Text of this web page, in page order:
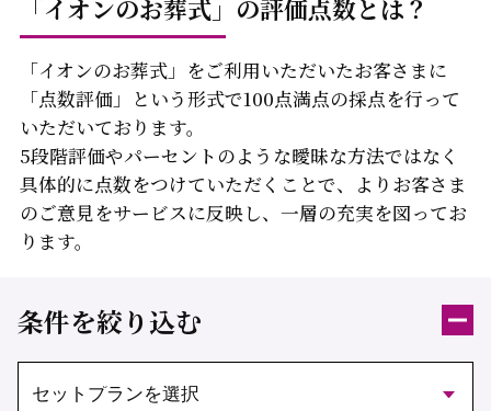
「イオンのお葬式」の評価点数とは？
「イオンのお葬式」をご利用いただいたお客さまに
「点数評価」という形式で100点満点の採点を行って
いただいております。
5段階評価やパーセントのような曖昧な方法ではなく
具体的に点数をつけていただくことで、よりお客さま
のご意見をサービスに反映し、 一層の充実を図ってお
ります。
条件を絞り込む